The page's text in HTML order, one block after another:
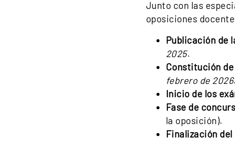
Junto con las
oposiciones
Publicación de
2025.
Constitución
febrero de 2026.
Inicio de los
Fase de
la oposición).
Finalización